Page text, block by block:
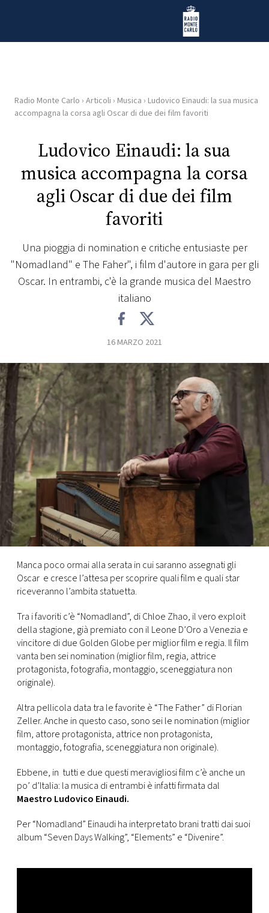
Radio Monte Carlo
HOME
RADIO
WEB
NEWS
EVENTI
VIDEO
TV
PRINCIPATO
DI
MONACO
RMC
CONSIGLIA
Radio Monte Carlo › Articoli › Musica › Ludovico Einaudi: la sua musica
accompagna la corsa agli Oscar di due dei film favoriti
Ludovico Einaudi: la sua
musica accompagna la corsa
agli Oscar di due dei film
favoriti
Una pioggia di nomination e critiche entusiaste per
"Nomadland" e The Faher", i film d'autore in gara per gli
Oscar. In entrambi, c'è la grande musica del Maestro
italiano
16 MARZO 2021
Manca poco ormai alla serata in cui saranno assegnati gli
Oscar e cresce l’attesa per scoprire quali film e quali star
riceveranno l’ambita statuetta.
Tra i favoriti c’è “Nomadland”, di Chloe Zhao, il vero exploit
della stagione, già premiato con il Leone D’Oro a Venezia e
vincitore di due Golden Globe per miglior film e regia. Il film
vanta ben sei nomination (miglior film, regia, attrice
protagonista, fotografia, montaggio, sceneggiatura non
originale).
Altra pellicola data tra le favorite è “The Father” di Florian
Zeller. Anche in questo caso, sono sei le nomination (miglior
film, attore protagonista, attrice non protagonista,
montaggio, fotografia, sceneggiatura non originale).
Ebbene, in tutti e due questi meravigliosi film c’è anche un
po’ d’Italia: la musica di entrambi è infatti firmata dal
Maestro Ludovico Einaudi.
Per “Nomadland” Einaudi ha interpretato brani tratti dai suoi
album “Seven Days Walking”, “Elements” e “Divenire”.